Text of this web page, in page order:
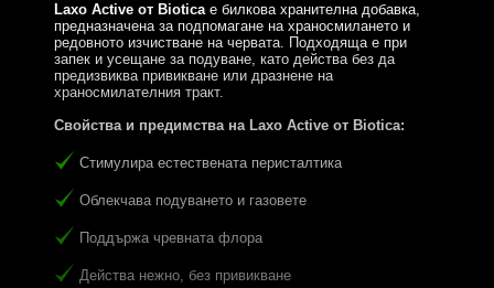
Laxo Active от Bioticaе билкова хранителна добавка,
предназначена за подпомагане на храносмилането и
редовното изчистване на червата. Подходяща е при
запек и усещане за подуване, като действа без да
предизвиква привикване или дразнене на
храносмилателния тракт.
Свойства и предимства на Laxo Active от Biotica:
Стимулира естествената перисталтика
Облекчава подуването и газовете
Поддържа чревната флора
Действа нежно, без привикване